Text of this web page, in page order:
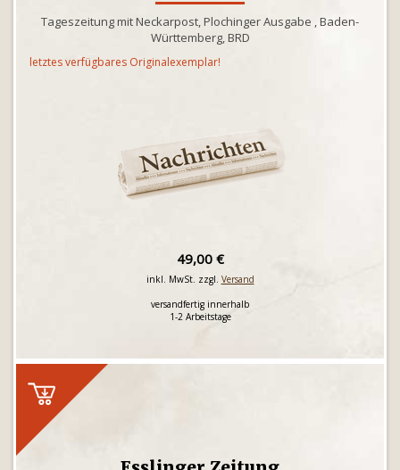
Tageszeitung mit Neckarpost, Plochinger Ausgabe , Baden-
Württemberg, BRD
letztes verfügbares Originalexemplar!
49,00 €
inkl. MwSt. zzgl. Versand
versandfertig innerhalb
1-2 Arbeitstage